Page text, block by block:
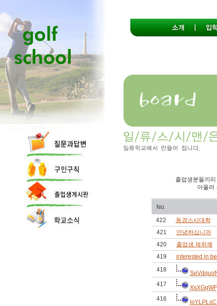
졸업생분들끼
아울러
No.
422
동경스시대학
421
안녕하십니까
420
졸업생 제위께
419
interested in
418
417
416